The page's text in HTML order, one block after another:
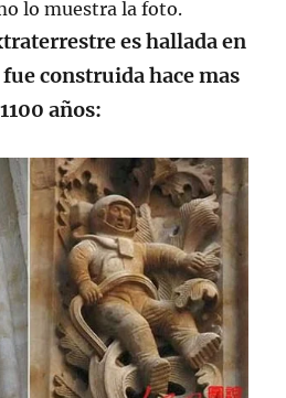
lo muestra la foto.
es hallada en
construida hace mas
años: